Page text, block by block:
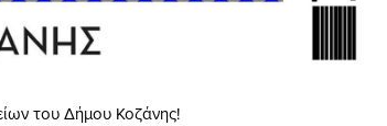
του Δήμου Κοζάνης!